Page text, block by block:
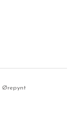
Ørepynt